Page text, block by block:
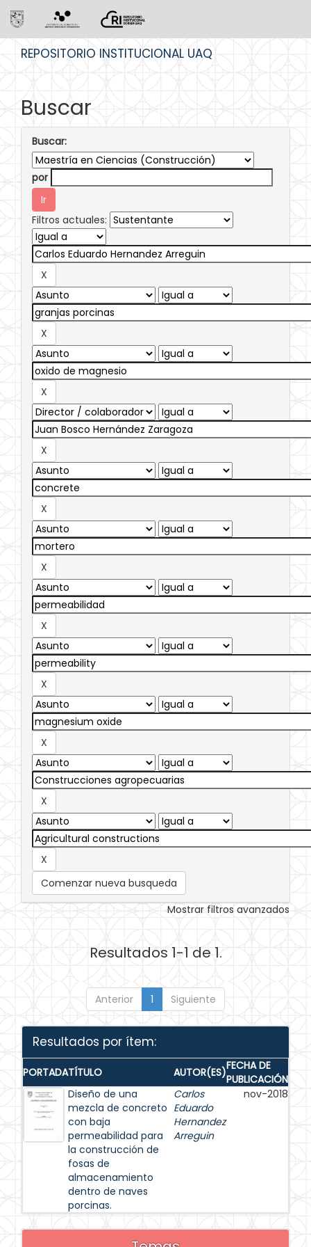
REPOSITORIO INSTITUCIONAL UAQ
Buscar
Buscar:
por
Filtros actuales:
Comenzar nueva busqueda
Mostrar filtros avanzados
Resultados 1-1 de 1.
Anterior 1 Siguiente
Resultados por ítem:
PORTADATÍTULO AUTOR(ES)FECHA DE
PUBLICACIÓN
Diseño de una
mezcla de concreto
con baja
permeabilidad para
la construcción de
fosas de
almacenamiento
dentro de naves
porcinas.
Carlos
Eduardo
Hernandez
Arreguin
nov-2018